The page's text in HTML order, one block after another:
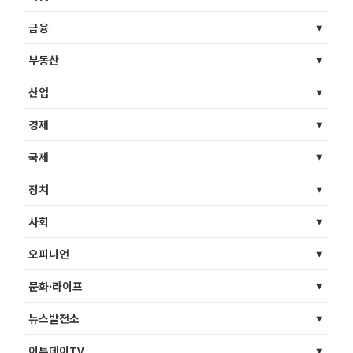
금융
부동산
산업
경제
국제
정치
사회
오피니언
문화·라이프
뉴스발전소